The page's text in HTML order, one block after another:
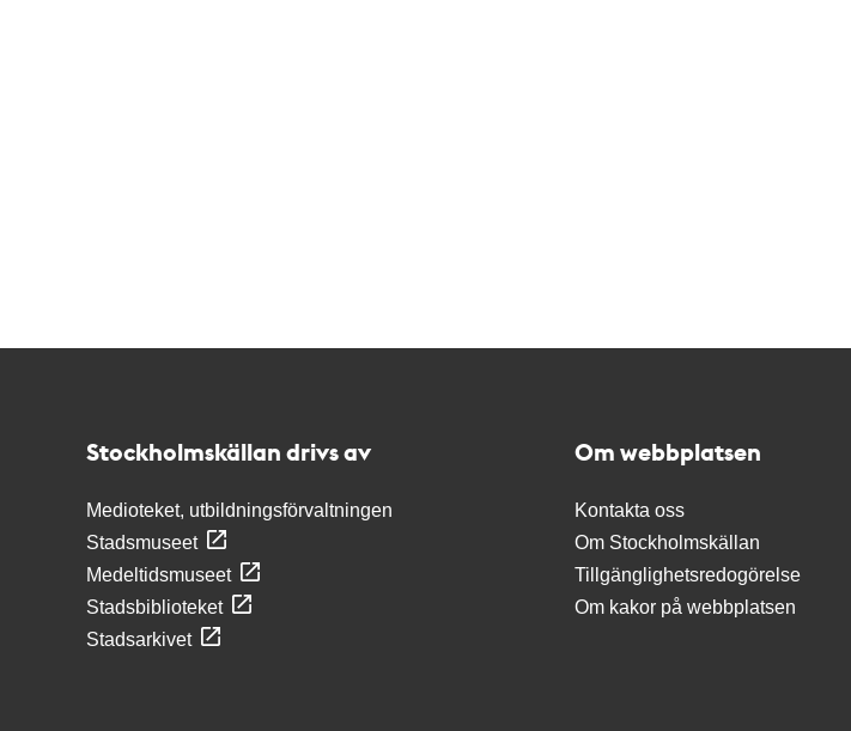
Stockholmskällan drivs av
Medioteket, utbildningsförvaltningen
Stadsmuseet
Medeltidsmuseet
Stadsbiblioteket
Stadsarkivet
Om webbplatsen
Kontakta oss
Om Stockholmskällan
Tillgänglighetsredogörelse
Om kakor på webbplatsen